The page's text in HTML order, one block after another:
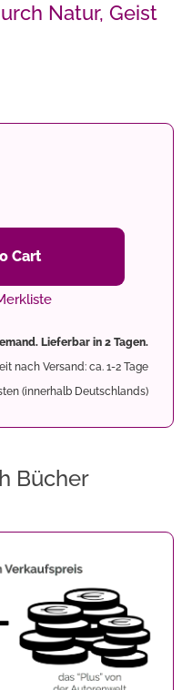
Natur, Geist
Cart
Lieferbar in 2 Tagen.
nach Versand: ca. 1-2 Tage
(innerhalb Deutschlands)
Bücher